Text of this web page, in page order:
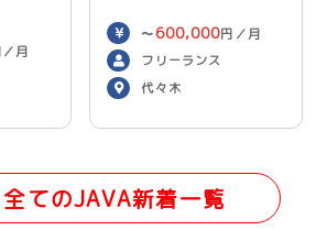
月
〜 600,000円／月
フリーランス
代々木
全てのJAVA新着一覧